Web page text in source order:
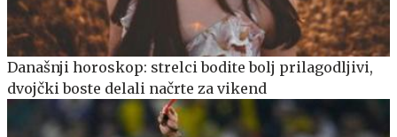
Današnji horoskop: strelci bodite bolj prilagodljivi,
dvojčki boste delali načrte za vikend